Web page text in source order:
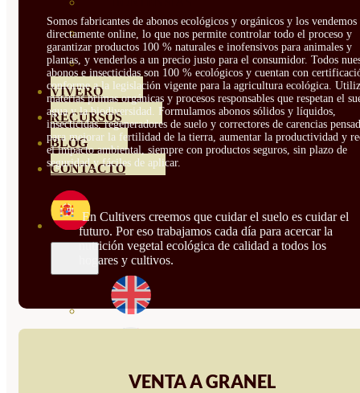
ROSALES
GERANIOS
VIVERO
RECURSOS
BLOG
CONTACTO
Somos fabricantes de abonos ecológicos y orgánicos y los vendemos
directamente online, lo que nos permite controlar todo el proceso y
garantizar productos 100 % naturales e inofensivos para animales y
plantas, y venderlos a un precio justo para el consumidor. Todos
abonos e insecticidas son 100 % ecológicos y cuentan con
conforme a la legislación vigente para la agricultura ecológica.
materias primas orgánicas y procesos responsables que respetan el
agua y la biodiversidad. Formulamos abonos sólidos y líquidos,
insecticidas, regeneradores de suelo y correctores de carencias
para mejorar la fertilidad de la tierra, aumentar la productividad y
el impacto ambiental, siempre con productos seguros, sin plazo de
seguridad y fáciles de aplicar.
En Cultivers creemos que cuidar el suelo es cuidar el
futuro. Por eso trabajamos cada día para acercar la
nutrición vegetal ecológica de calidad a todos los
hogares y cultivos.
VENTA A GRANEL